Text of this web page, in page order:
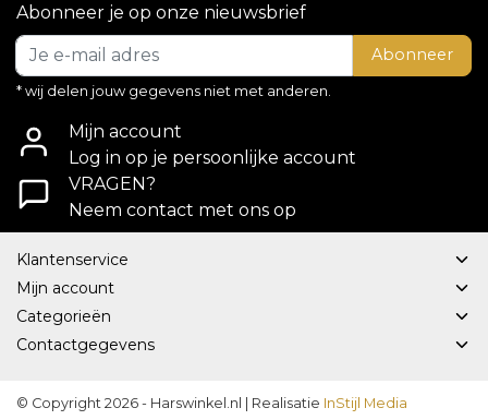
Abonneer je op onze nieuwsbrief
Abonneer
* wij delen jouw gegevens niet met anderen.
Mijn account
Log in op je persoonlijke account
VRAGEN?
Neem contact met ons op
Klantenservice
Mijn account
Categorieën
Contactgegevens
© Copyright 2026 - Harswinkel.nl | Realisatie InStijl Media